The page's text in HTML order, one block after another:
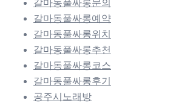
갈마동풀싸롱문의
갈마동풀싸롱예약
갈마동풀싸롱위치
갈마동풀싸롱추천
갈마동풀싸롱코스
갈마동풀싸롱후기
공주시노래방